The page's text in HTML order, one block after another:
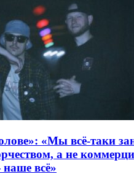
«Мы всё-таки
а не
всё»